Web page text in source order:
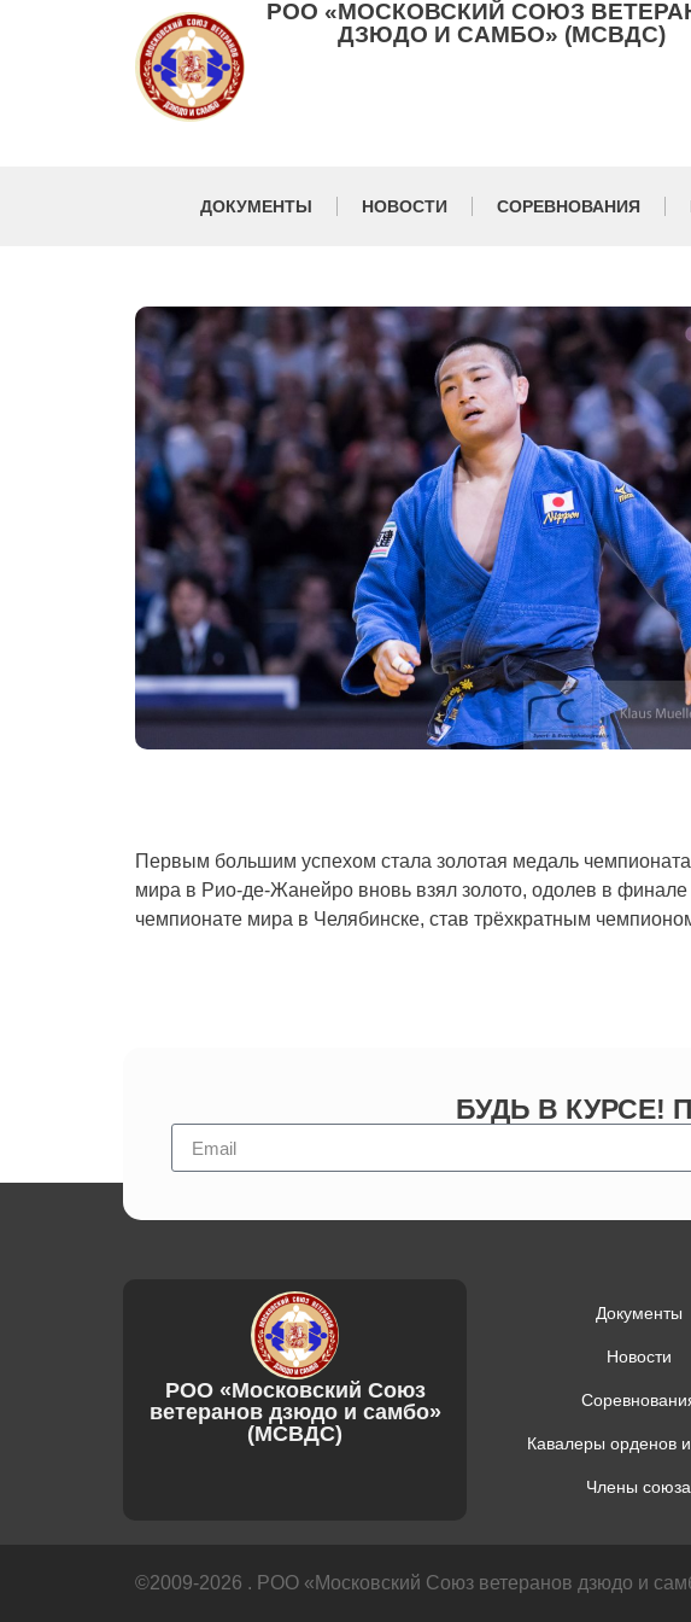
РОО «МОСКОВСКИЙ СОЮЗ
ДЗЮДО И САМБО» (МСВДС)
ДОКУМЕНТЫ НОВОСТИ СОРЕВНОВАНИЯ
Первым большим успехом стала золотая медаль
мира в Рио-де-Жанейро вновь взял золото, одолев в
чемпионате мира в Челябинске, став трёхкратным
БУДЬ В
РОО «Московский Союз
ветеранов дзюдо и самбо»
(МСВДС)
Документы
Новости
Кавалеры орденов
Члены союза
©2009-2026 . РОО «Московский Союз ветеранов дзюдо и